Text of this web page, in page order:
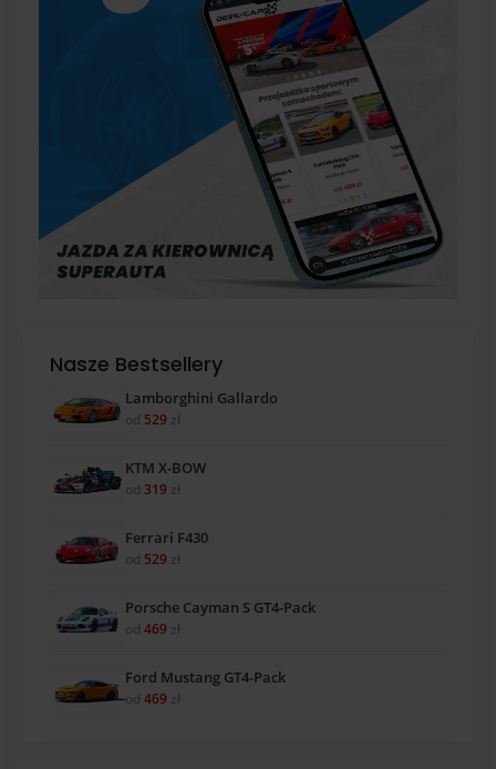
Nasze Bestsellery
Lamborghini Gallardo
od 529 zł
KTM X-BOW
od 319 zł
Ferrari F430
od 529 zł
Porsche Cayman S GT4-Pack
od 469 zł
Ford Mustang GT4-Pack
od 469 zł